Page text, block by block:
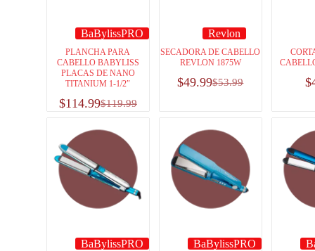
BaBylissPRO
PLANCHA PARA
CABELLO BABYLISS
PLACAS DE NANO
TITANIUM 1-1/2″
$119.99
$114.99
Revlon
SECADORA DE CABELLO
REVLON 1875W
$53.99
$49.99 $
BaBylissPRO BaBylissPRO